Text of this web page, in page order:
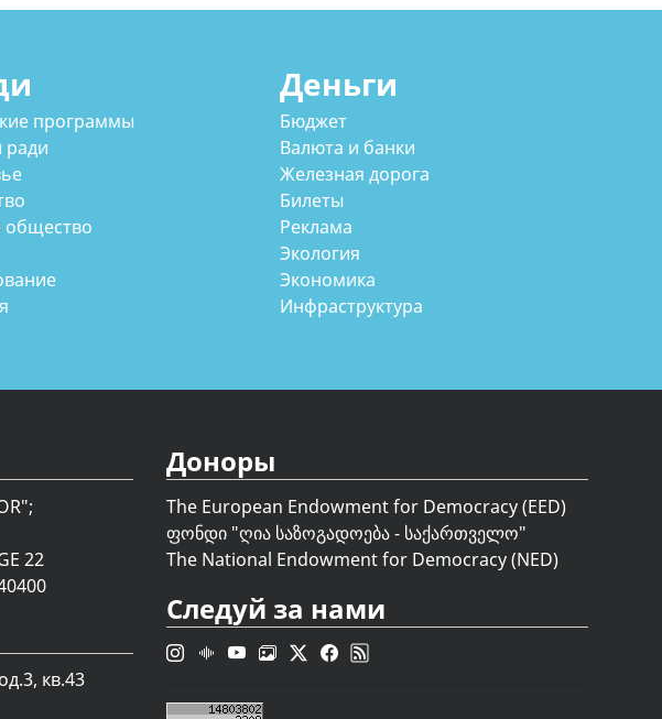
программы
ради
Деньги
Бюджет
Валюта и банки
Железная дорога
Билеты
Реклама
Экология
Экономика
Инфраструктура
22
кв.43
Доноры
The European Endowment for Democracy (EED)
ფონდი "ღია საზოგადოება - საქართველო"
The National Endowment for Democracy (NED)
Следуй за нами